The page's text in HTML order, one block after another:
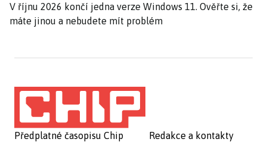
V říjnu 2026 končí jedna verze Windows 11. Ověřte si, že
máte jinou a nebudete mít problém
Předplatné časopisu Chip
Redakce a kontakty